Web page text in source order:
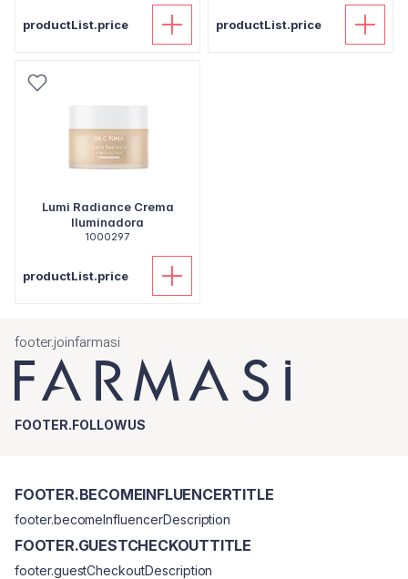
productList.price productList.price
Lumi Radiance Crema
Iluminadora
1000297
productList.price
footer.joinfarmasi
FOOTER.FOLLOWUS
FOOTER.BECOMEINFLUENCERTITLE
footer.becomeInfluencerDescription
FOOTER.GUESTCHECKOUTTITLE
footer.guestCheckoutDescription